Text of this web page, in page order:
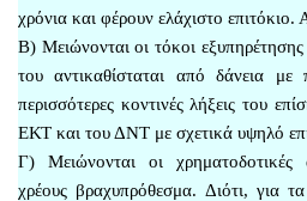
χρόνια και φέρουν ελάχιστο επιτόκιο.
Β) Μειώνονται οι τόκοι
του αντικαθίσταται από δάνεια
περισσότερες κοντινές λήξεις του
ΕΚΤ και του ΔΝΤ με σχετικά υψηλό
Γ) Μειώνονται οι χρηματοδοτικές
χρέους βραχυπρόθεσμα. Διότι, για